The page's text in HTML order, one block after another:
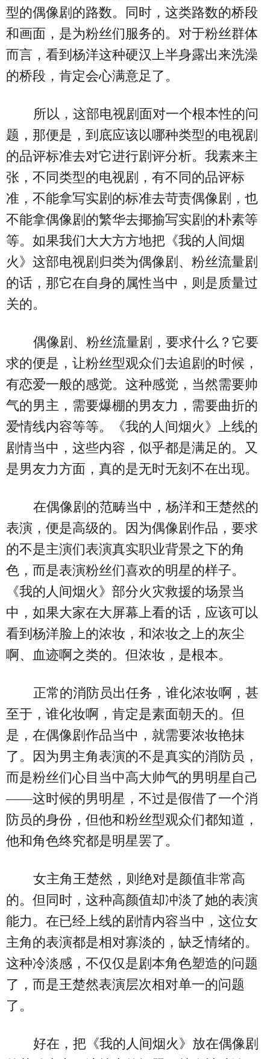
型的偶像剧的路数。同时，这类路数的桥段
和画面，是为粉丝们服务的。对于粉丝群体
而言，看到杨洋这种硬汉上半身露出来洗澡
的桥段，肯定会心满意足了。
所以，这部电视剧面对一个根本性的问
题，那便是，到底应该以哪种类型的电视剧
的品评标准去对它进行剧评分析。我素来主
张，不同类型的电视剧，有不同的品评标
准，不能拿写实剧的标准去苛责偶像剧，也
不能拿偶像剧的繁华去揶揄写实剧的朴素等
等。如果我们大大方方地把《我的人间烟
火》这部电视剧归类为偶像剧、粉丝流量剧
的话，那它在自身的属性当中，则是质量过
关的。
偶像剧、粉丝流量剧，要求什么？它要
求的便是，让粉丝型观众们去追剧的时候，
有恋爱一般的感觉。这种感觉，当然需要帅
气的男主，需要爆棚的男友力，需要曲折的
爱情线内容等等。《我的人间烟火》上线的
剧情当中，这些内容，似乎都是满足的。又
是男友力方面，真的是无时无刻不在出现。
在偶像剧的范畴当中，杨洋和王楚然的
表演，便是高级的。因为偶像剧作品，要求
的不是主演们表演真实职业背景之下的角
色，而是表演粉丝们喜欢的明星的样子。
《我的人间烟火》部分火灾救援的场景当
中，如果大家在大屏幕上看的话，应该可以
看到杨洋脸上的浓妆，和浓妆之上的灰尘
啊、血迹啊之类的。但浓妆，是根本。
正常的消防员出任务，谁化浓妆啊，甚
至于，谁化妆啊，肯定是素面朝天的。但
是，在偶像剧作品当中，就需要浓妆艳抹
了。因为男主角表演的不是真实的消防员，
而是粉丝们心目当中高大帅气的男明星自己
——这时候的男明星，不过是假借了一个消
防员的身份，但他和粉丝型观众们都知道，
他和角色终究都是明星罢了。
女主角王楚然，则绝对是颜值非常高
的。但同时，这种高颜值却冲淡了她的表演
能力。在已经上线的剧情内容当中，这位女
主角的表演都是相对寡淡的，缺乏情绪的。
这种冷淡感，不仅仅是剧本角色塑造的问题
了，而是王楚然表演层次相对单一的问题
了。
好在，把《我的人间烟火》放在偶像剧